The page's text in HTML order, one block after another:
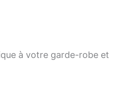
à votre garde-robe et